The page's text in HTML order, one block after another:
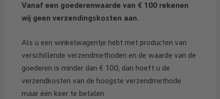
Vanaf een goederenwaarde van € 100 rekenen
wij geen verzendingskosten aan.
Als u een winkelwagentje hebt met producten van
verschillende verzendmethoden en de waarde van de
goederen is minder dan € 100, dan hoeft u de
verzendkosten van de hoogste verzendmethode
maar één keer te betalen.